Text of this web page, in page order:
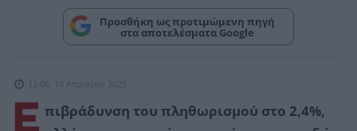
Προσθήκη ως προτιμώμενη πηγή
στα αποτελέσματα Google
12:08, 10 Απριλίου 2025
Ε πιβράδυνση του πληθωρισμού στο 2,4%,